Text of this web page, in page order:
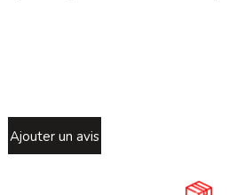
Ajouter un avis